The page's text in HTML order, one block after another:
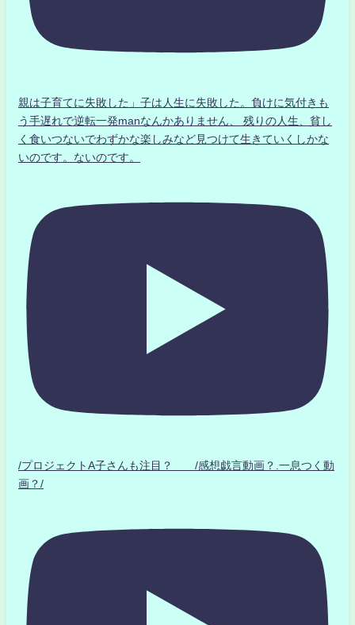
親は子育てに失敗した」子は人生に失敗した。負けに気付きも
う手遅れで逆転一発manなんかありません、 残りの人生、貧し
く食いつないでわずかな楽しみなど見つけて生きていくしかな
いのです。ないのです。
/プロジェクトA子さんも注目？ /感想戯言動画？.一息つく動
画？/